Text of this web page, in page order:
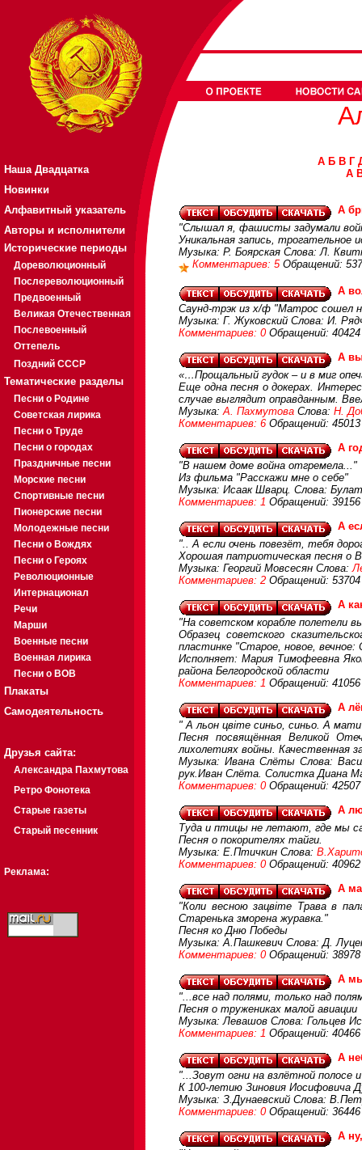
Наша Двадцатка
Новинки
Алфавитный указатель
Авторы и исполнители
Исторические периоды
Дореволюционный
Послереволюционный
Предвоенный
Великая Отечественная
Послевоенный
Оттепель
Поздний СССР
Тематические разделы
Песни о Родине
Советская лирика
Песни о Труде
Песни о городах
Праздничные песни
Морские песни
Спортивные песни
Пионерские песни
Молодежные песни
Песни о Вождях
Песни о Героях
Революционные
Интернационал
Речи
Марши
Военные песни
Военная лирика
Песни о ВОВ
Плакаты
Самодеятельность
Друзья сайта:
Александра Пахмутова
Ретро Фонотека
Старые газеты
Старый песенник
Реклама:
А Б В Г
A
А
"Слышал я, фашисты задумали
Уникальная запись,
Музыка: Р. Боярская Слова: Л.
Комментариев: 5 Обращений:
А
Саунд-трэк из х/ф "Матрос сошел
Музыка: Г. Жуковский Слова: И.
Комментариев: 0 Обращений: 40424
А
«…Прощальный гудок – и в миг
Еще одна песня о докерах.
случае выглядит оправданным.
Музыка:А. Пахмутова Слова: Н.
Комментариев: 6 Обращений: 45013
А
"В нашем доме война отгремела..."
Из фильма "Расскажи мне о себе"
Музыка: Исаак Шварц. Слова:
Комментариев: 1 Обращений: 39156
А
".. А если очень повезёт, тебя
Хорошая патриотическая песня
Музыка: Георгий Мовсесян Слова:
Комментариев: 2 Обращений: 53704
А
"На советском корабле полетели
Образец советского
пластинке "Старое, новое,
Исполняет: Мария Тимофеевна
района Белгородской области
Комментариев: 1 Обращений: 41056
А
" А льон цвіте синьо, синьо. А
Песня посвящённая Великой
лихолетиях войны. Качественная
Музыка: Ивана Слёты Слова:
рук.Иван Слёта. Солистка Диана
Комментариев: 0 Обращений: 42507
А
Туда и птицы не летают, где мы
Песня о покорителях тайги.
Музыка: Е.Птичкин Слова:
Комментариев: 0 Обращений: 40962
А
"Коли весною зацвіте Трава в
Старенька зморена журавка."
Песня ко Дню Победы
Музыка: А.Пашкевич Слова: Д.
Комментариев: 0 Обращений: 38978
А
"...все над полями, только над
Песня о тружениках малой авиации
Музыка: Левашов Слова: Гольцев
Комментариев: 1 Обращений: 40466
А
"...Зовут огни на взлётной
К 100-летию Зиновия Иосифовича
Музыка: З.Дунаевский Слова:
Комментариев: 0 Обращений: 36446
А